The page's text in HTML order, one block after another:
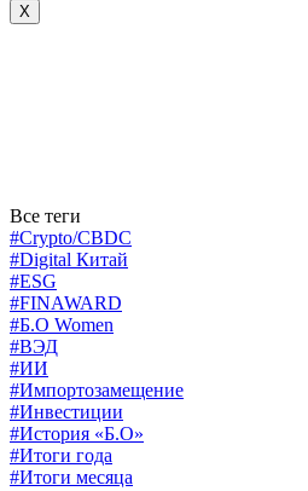
X
Все теги
#Crypto/CBDC
#Digital Китай
#ESG
#FINAWARD
#Б.О Women
#ВЭД
#ИИ
#Импортозамещение
#Инвестиции
#История «Б.О»
#Итоги года
#Итоги месяца